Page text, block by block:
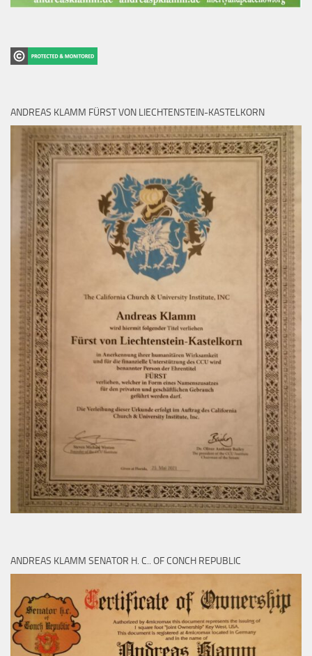
ANDREAS KLAMM FÜRST VON LIECHTENSTEIN-KASTELKORN
ANDREAS KLAMM SENATOR H. C.. OF CONCH REPUBLIC